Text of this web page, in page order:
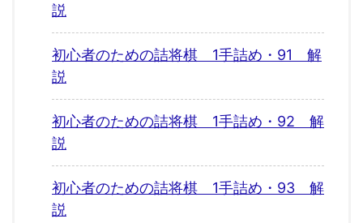
説
初心者のための詰将棋 1手詰め・91 解
説
初心者のための詰将棋 1手詰め・92 解
説
初心者のための詰将棋 1手詰め・93 解
説